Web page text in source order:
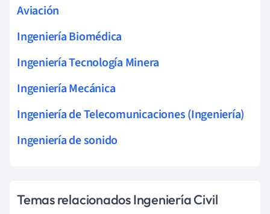
Aviación
Ingeniería Biomédica
Ingeniería Tecnología Minera
Ingeniería Mecánica
Ingeniería de Telecomunicaciones (Ingeniería)
Ingeniería de sonido
Temas relacionados Ingeniería Civil